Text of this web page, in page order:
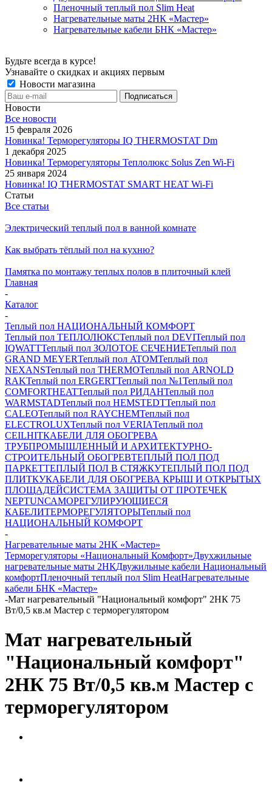
Пленочный теплый пол Slim Heat
Нагревательные маты 2НК «Мастер»
Нагревательные кабели БНК «Мастер»
Будьте всегда в курсе!
Узнавайте о скидках и акциях первым
Новости магазина
Новости
Все новости
15 февраля 2026
Новинка! Терморегуляторы IQ THERMOSTAT Dm
1 декабря 2025
Новинка! Терморегуляторы Теплолюкс Solus Zen Wi-Fi
25 января 2024
Новинка! IQ THERMOSTAT SMART HEAT Wi-Fi
Статьи
Все статьи
Электрический теплый пол в ванной комнате
Как выбрать тёплый пол на кухню?
Памятка по монтажу теплых полов в плиточный клей
Главная
-
Каталог
-
Теплый пол НАЦИОНАЛЬНЫЙ КОМФОРТ
Теплый пол ТЕПЛОЛЮКСТеплый пол DEVIТеплый пол
IQWATTТеплый пол ЗОЛОТОЕ СЕЧЕНИЕТеплый пол
GRAND MEYERТеплый пол ATOMТеплый пол
NEXANSТеплый пол THERMOТеплый пол ARNOLD
RAKТеплый пол ERGERTТеплый пол №1Теплый пол
COMFORTHEATТеплый пол РИДАНТеплый пол
WARMSTADТеплый пол HEMSTEDTТеплый пол
CALEOТеплый пол RAYCHEMТеплый пол
ELECTROLUXТеплый пол VERIAТеплый пол
CEILHITКАБЕЛИ ДЛЯ ОБОГРЕВА
ТРУБПРОМЫШЛЕННЫЙ И АРХИТЕКТУРНО-
СТРОИТЕЛЬНЫЙ ОБОГРЕВТЕПЛЫЙ ПОЛ ПОД
ПАРКЕТТЕПЛЫЙ ПОЛ В СТЯЖКУТЕПЛЫЙ ПОЛ ПОД
ПЛИТКУКАБЕЛИ ДЛЯ ОБОГРЕВА КРЫШ И ОТКРЫТЫХ
ПЛОЩАДЕЙСИСТЕМА ЗАЩИТЫ ОТ ПРОТЕЧЕК
NEPTUNСАМОРЕГУЛИРУЮЩИЕСЯ
КАБЕЛИТЕРМОРЕГУЛЯТОРЫТеплый пол
НАЦИОНАЛЬНЫЙ КОМФОРТ
-
Нагревательные маты 2НК «Мастер»
Терморегуляторы «Национальный Комфорт»Двухжильные
нагревательные маты 2НКДвужильные кабели Национальный
комфортПленочный теплый пол Slim HeatНагревательные
кабели БНК «Мастер»
-Мат нагревательный "Национальный комфорт" 2НК 75
Вт/0,5 кв.м Мастер с терморегулятором
Мат нагревательный
"Национальный комфорт"
2НК 75 Вт/0,5 кв.м Мастер с
терморегулятором